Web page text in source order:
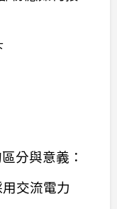
分與意義：
交流電力